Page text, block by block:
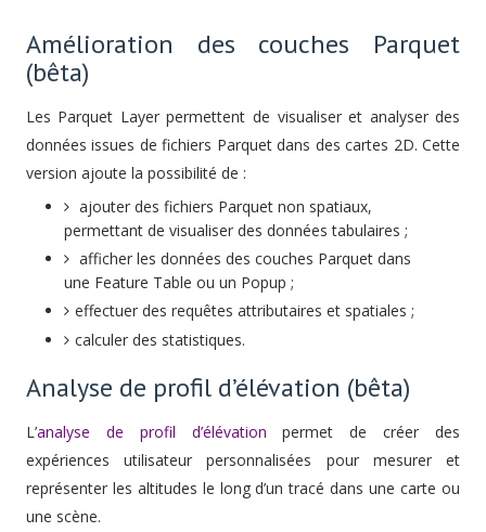
Amélioration des couches Parquet
(bêta)
Les Parquet Layer permettent de visualiser et analyser des
données issues de fichiers Parquet dans des cartes 2D. Cette
version ajoute la possibilité de :
ajouter des fichiers Parquet non spatiaux,
permettant de visualiser des données tabulaires ;
afficher les données des couches Parquet dans
une Feature Table ou un Popup ;
effectuer des requêtes attributaires et spatiales ;
calculer des statistiques.
Analyse de profil d’élévation (bêta)
L’analyse de profil d’élévation permet de créer des
expériences utilisateur personnalisées pour mesurer et
représenter les altitudes le long d’un tracé dans une carte ou
une scène.